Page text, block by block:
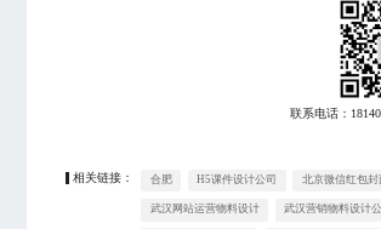
联系电话：
相关链接： 合肥 H5课件设计公司 北京微信红包封
武汉网站运营物料设计 武汉营销物料设计